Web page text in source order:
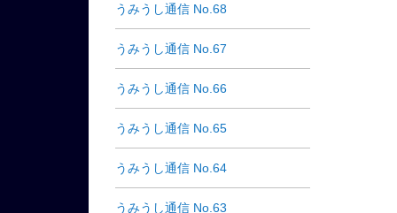
うみうし通信 No.68
うみうし通信 No.67
うみうし通信 No.66
うみうし通信 No.65
うみうし通信 No.64
うみうし通信 No.63